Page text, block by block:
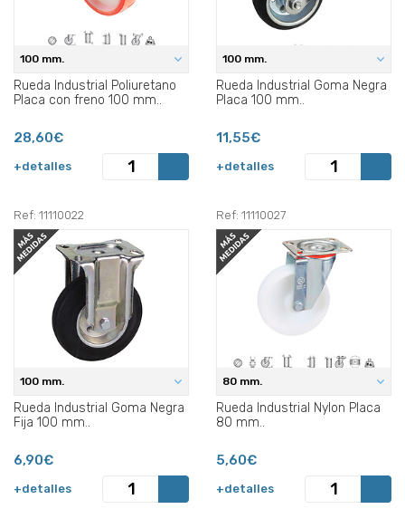
100 mm.
Rueda Industrial Poliuretano
Placa con freno 100 mm..
28,60€
+detalles
100 mm.
Rueda Industrial Goma Negra
Placa 100 mm..
11,55€
+detalles
Ref: 11110022
100 mm.
Rueda Industrial Goma Negra
Fija 100 mm..
6,90€
+detalles
Ref: 11110027
80 mm.
Rueda Industrial Nylon Placa
80 mm..
5,60€
+detalles